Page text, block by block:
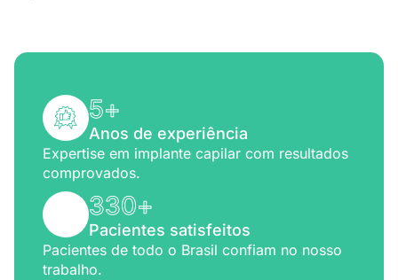
5+
Anos de experiência
Expertise em implante capilar com resultados
comprovados.
330+
Pacientes satisfeitos
Pacientes de todo o Brasil confiam no nosso
trabalho.